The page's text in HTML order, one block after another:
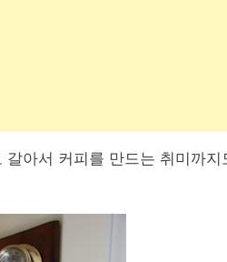
아서 커피를 만드는 취미까